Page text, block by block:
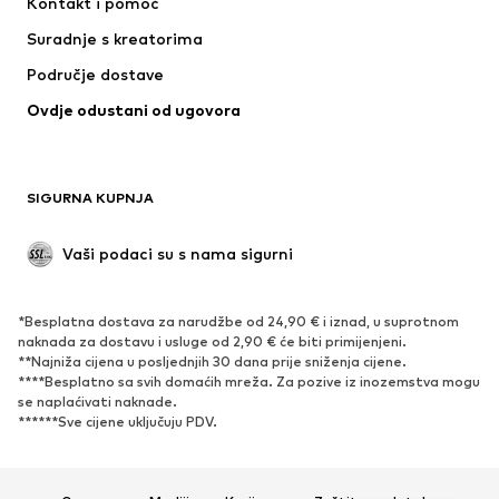
Donje rublje
Kaputi
Posebne prigode
Ekskluzivno
OBUĆA
Novo
Popularno
Tenisice
Suradnje s kreatorima
Područje dostave
Ovdje odustani od ugovora
SIGURNA KUPNJA
Vaši podaci su s nama sigurni
*Besplatna dostava za narudžbe od 24,90 € i iznad, u suprotnom
naknada za dostavu i usluge od 2,90 € će biti primijenjeni.
**Najniža cijena u posljednjih 30 dana prije sniženja cijene.
****Besplatno sa svih domaćih mreža. Za pozive iz inozemstva mogu
se naplaćivati ​​naknade.
******Sve cijene uključuju PDV.